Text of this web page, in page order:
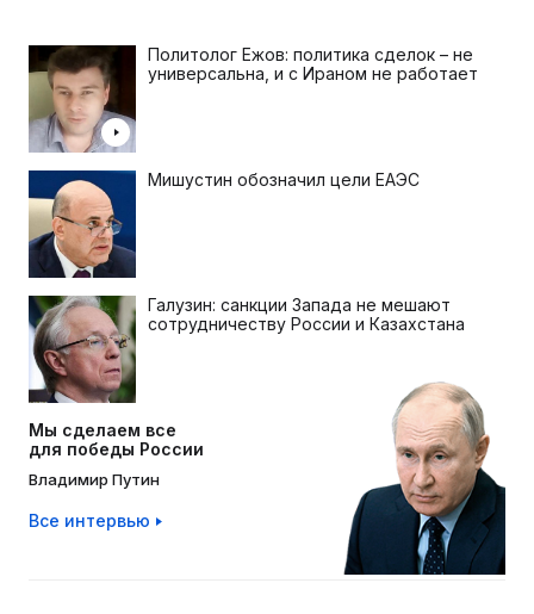
Политолог Ежов: политика сделок – не
универсальна, и с Ираном не работает
Мишустин обозначил цели ЕАЭС
Галузин: санкции Запада не мешают
сотрудничеству России и Казахстана
Мы сделаем все
для победы России
Владимир Путин
Все интервью